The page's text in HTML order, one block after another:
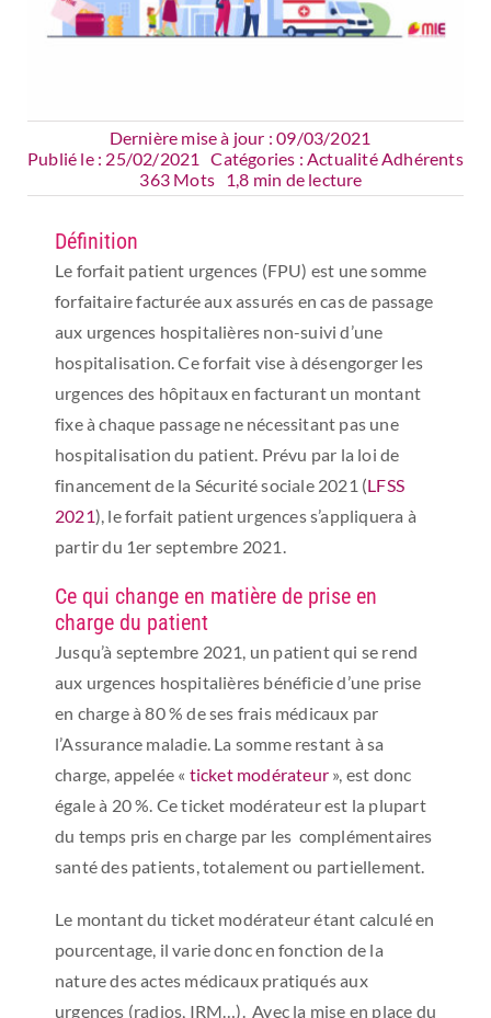
Dernière mise à jour : 09/03/2021
Publié le : 25/02/2021
Catégories : Actualité Adhérents
363 Mots 1,8 min de lecture
Définition
Le forfait patient urgences (FPU) est une somme
forfaitaire facturée aux assurés en cas de passage
aux urgences hospitalières non-suivi d’une
hospitalisation. Ce forfait vise à désengorger les
urgences des hôpitaux en facturant un montant
fixe à chaque passage ne nécessitant pas une
hospitalisation du patient. Prévu par la loi de
financement de la Sécurité sociale 2021 (LFSS
2021), le forfait patient urgences s’appliquera à
partir du 1er septembre 2021.
Ce qui change en matière de prise en
charge du patient
Jusqu’à septembre 2021, un patient qui se rend
aux urgences hospitalières bénéficie d’une prise
en charge à 80 % de ses frais médicaux par
l’Assurance maladie. La somme restant à sa
charge, appelée « ticket modérateur», est donc
égale à 20 %. Ce ticket modérateur est la plupart
du temps pris en charge par les complémentaires
santé des patients, totalement ou partiellement.
Le montant du ticket modérateur étant calculé en
pourcentage, il varie donc en fonction de la
nature des actes médicaux pratiqués aux
urgences (radios, IRM…). Avec la mise en place du